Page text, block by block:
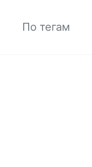
По тегам